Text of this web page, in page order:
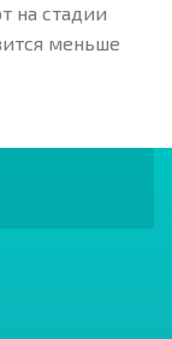
на стадии
меньше